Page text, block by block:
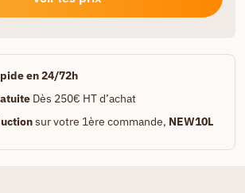
en 24/72h
Dès 250€ HT d’achat
sur votre 1ère commande, NEW10L